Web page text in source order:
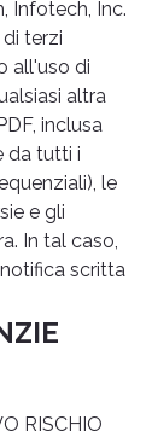
Infotech, Inc.
terzi
all'uso di
altra
inclusa
da tutti i
le
e gli
In tal caso,
scritta
RISCHIO